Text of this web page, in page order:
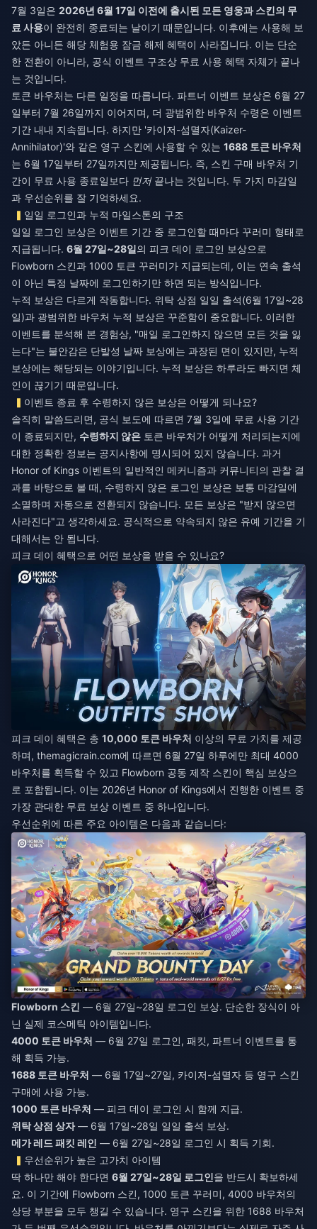
7월 3일은 2026년 6월 17일 이전에 출시된 모든 영웅과 스킨의 무
료 사용이 완전히 종료되는 날이기 때문입니다. 이후에는 사용해 보
았든 아니든 해당 체험용 잠금 해제 혜택이 사라집니다. 이는 단순
한 전환이 아니라, 공식 이벤트 구조상 무료 사용 혜택 자체가 끝나
는 것입니다.
토큰 바우처는 다른 일정을 따릅니다. 파트너 이벤트 보상은 6월 27
일부터 7월 26일까지 이어지며, 더 광범위한 바우처 수령은 이벤트
기간 내내 지속됩니다. 하지만 '카이저-섬멸자(Kaizer-
Annihilator)'와 같은 영구 스킨에 사용할 수 있는 1688 토큰 바우처
는 6월 17일부터 27일까지만 제공됩니다. 즉, 스킨 구매 바우처 기
간이 무료 사용 종료일보다 먼저끝나는 것입니다. 두 가지 마감일
과 우선순위를 잘 기억하세요.
일일 로그인과 누적 마일스톤의 구조
일일 로그인 보상은 이벤트 기간 중 로그인할 때마다 꾸러미 형태로
지급됩니다. 6월 27일~28일의 피크 데이 로그인 보상으로
Flowborn 스킨과 1000 토큰 꾸러미가 지급되는데, 이는 연속 출석
이 아닌 특정 날짜에 로그인하기만 하면 되는 방식입니다.
누적 보상은 다르게 작동합니다. 위탁 상점 일일 출석(6월 17일~28
일)과 광범위한 바우처 누적 보상은 꾸준함이 중요합니다. 이러한
이벤트를 분석해 본 경험상, "매일 로그인하지 않으면 모든 것을 잃
는다"는 불안감은 단발성 날짜 보상에는 과장된 면이 있지만, 누적
보상에는 해당되는 이야기입니다. 누적 보상은 하루라도 빠지면 체
인이 끊기기 때문입니다.
이벤트 종료 후 수령하지 않은 보상은 어떻게 되나요?
솔직히 말씀드리면, 공식 보도에 따르면 7월 3일에 무료 사용 기간
이 종료되지만, 수령하지 않은 토큰 바우처가 어떻게 처리되는지에
대한 정확한 정보는 공지사항에 명시되어 있지 않습니다. 과거
Honor of Kings 이벤트의 일반적인 메커니즘과 커뮤니티의 관찰 결
과를 바탕으로 볼 때, 수령하지 않은 로그인 보상은 보통 마감일에
소멸하며 자동으로 전환되지 않습니다. 모든 보상은 "받지 않으면
사라진다"고 생각하세요. 공식적으로 약속되지 않은 유예 기간을 기
대해서는 안 됩니다.
피크 데이 혜택으로 어떤 보상을 받을 수 있나요?
피크 데이 혜택은 총 10,000 토큰 바우처 이상의 무료 가치를 제공
하며, themagicrain.com에 따르면 6월 27일 하루에만 최대 4000
바우처를 획득할 수 있고 Flowborn 공동 제작 스킨이 핵심 보상으
로 포함됩니다. 이는 2026년 Honor of Kings에서 진행한 이벤트 중
가장 관대한 무료 보상 이벤트 중 하나입니다.
우선순위에 따른 주요 아이템은 다음과 같습니다:
Flowborn 스킨 — 6월 27일~28일 로그인 보상. 단순한 장식이 아
닌 실제 코스메틱 아이템입니다.
4000 토큰 바우처 — 6월 27일 로그인, 패킷, 파트너 이벤트를 통
해 획득 가능.
1688 토큰 바우처 — 6월 17일~27일, 카이저-섬멸자 등 영구 스킨
구매에 사용 가능.
1000 토큰 바우처 — 피크 데이 로그인 시 함께 지급.
위탁 상점 상자— 6월 17일~28일 일일 출석 보상.
메가 레드 패킷 레인 — 6월 27일~28일 로그인 시 획득 기회.
우선순위가 높은 고가치 아이템
딱 하나만 해야 한다면 6월 27일~28일 로그인을 반드시 확보하세
요. 이 기간에 Flowborn 스킨, 1000 토큰 꾸러미, 4000 바우처의
상당 부분을 모두 챙길 수 있습니다. 영구 스킨을 위한 1688 바우처